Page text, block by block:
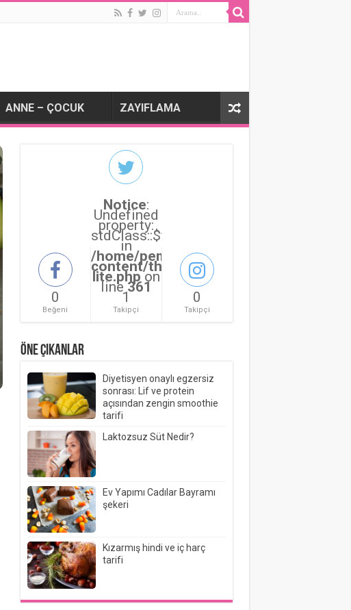
ANNE – ÇOCUK ZAYIFLAMA
0
Beğeni
Notice:
Undefined
property:
stdClass::$followers_count
in
/home/pembepanter/public_html/wp-
content/themes/sahifa/sahifa/
lite.phpon
line361
1
Takipçi
0
Takipçi
ÖNE ÇIKANLAR
Diyetisyen onaylı egzersiz
sonrası: Lif ve protein
açısından zengin smoothie
tarifi
Laktozsuz Süt Nedir?
Ev Yapımı Cadılar Bayramı
şekeri
Kızarmış hindi ve iç harç
tarifi